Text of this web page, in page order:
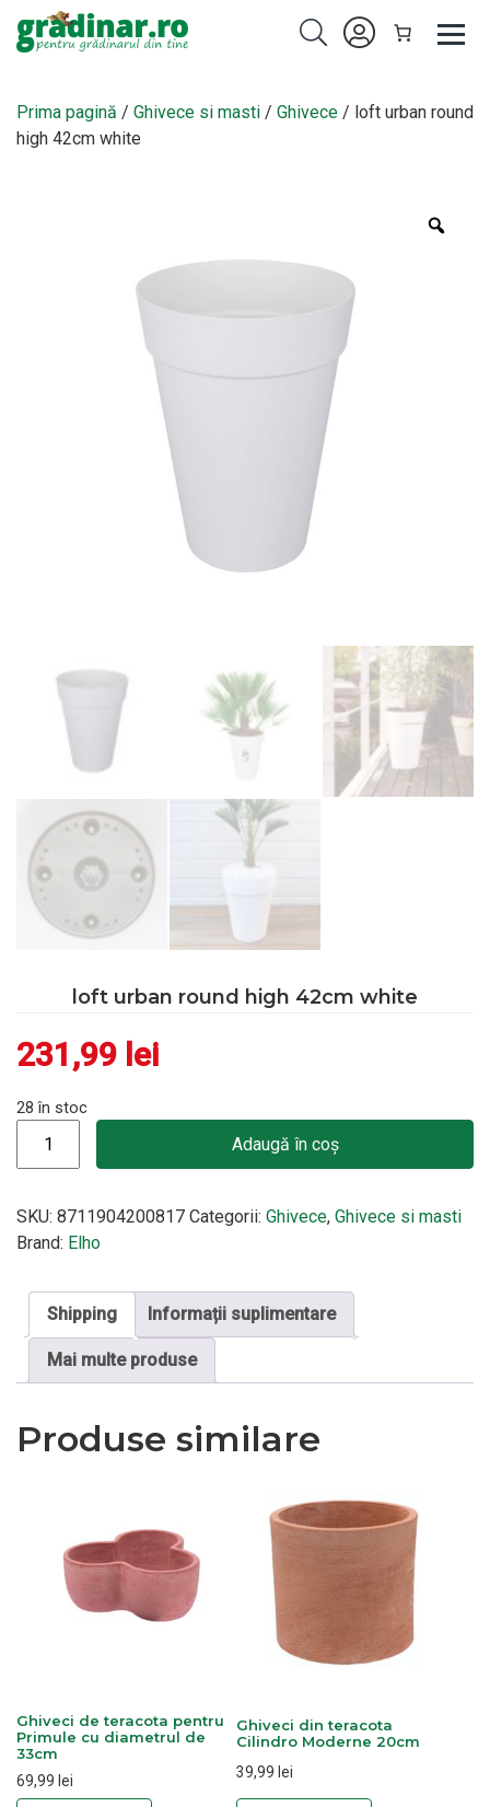
Prima pagină / Ghivece si masti / Ghivece / loft urban round
high 42cm white
loft urban round high 42cm white
231,99 lei
28 în stoc
Adaugă în coș
SKU: 8711904200817 Categorii: Ghivece, Ghivece si masti
Brand: Elho
Shipping Informații suplimentare
Mai multe produse
Produse similare
Ghiveci de teracota pentru
Primule cu diametrul de
33cm
69,99 lei
Ghiveci din teracota
Cilindro Moderne 20cm
39,99 lei